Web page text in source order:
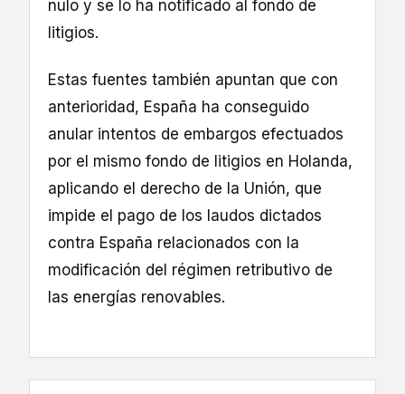
nulo y se lo ha notificado al fondo de
litigios.
Estas fuentes también apuntan que con
anterioridad, España ha conseguido
anular intentos de embargos efectuados
por el mismo fondo de litigios en Holanda,
aplicando el derecho de la Unión, que
impide el pago de los laudos dictados
contra España relacionados con la
modificación del régimen retributivo de
las energías renovables.